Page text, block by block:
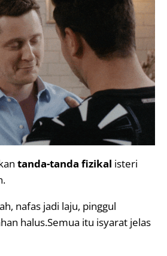
tanda-tanda fizikal isteri
nafas jadi laju, pinggul
halus.Semua itu isyarat jelas